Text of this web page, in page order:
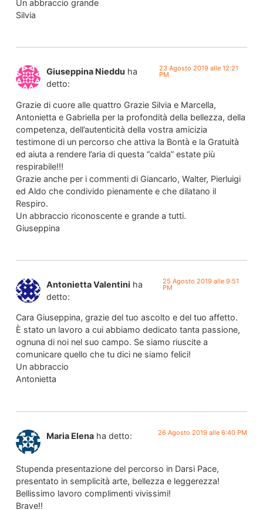
Un abbraccio grande
Silvia
Giuseppina Nieddu ha
detto:
23 Agosto 2019 alle 12:21
PM
Grazie di cuore alle quattro Grazie Silvia e Marcella,
Antonietta e Gabriella per la profondità della bellezza, della
competenza, dell’autenticità della vostra amicizia
testimone di un percorso che attiva la Bontà e la Gratuità
ed aiuta a rendere l’aria di questa “calda” estate più
respirabile!!!
Grazie anche per i commenti di Giancarlo, Walter, Pierluigi
ed Aldo che condivido pienamente e che dilatano il
Respiro.
Un abbraccio riconoscente e grande a tutti.
Giuseppina
Antonietta Valentini ha
detto:
25 Agosto 2019 alle 9:51
PM
Cara Giuseppina, grazie del tuo ascolto e del tuo affetto.
È stato un lavoro a cui abbiamo dedicato tanta passione,
ognuna di noi nel suo campo. Se siamo riuscite a
comunicare quello che tu dici ne siamo felici!
Un abbraccio
Antonietta
Maria Elena ha detto: 26 Agosto 2019 alle 6:40 PM
Stupenda presentazione del percorso in Darsi Pace,
presentato in semplicità arte, bellezza e leggerezza!
Bellissimo lavoro complimenti vivissimi!
Brave!!